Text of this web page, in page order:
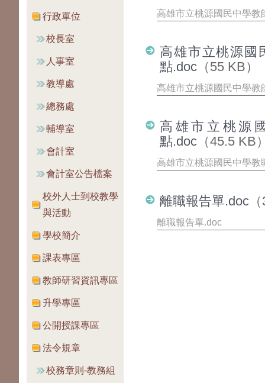
行政單位
校長室
人事室
教導處
總務處
輔導室
會計室
會計室公告檔案
校外人士到校教學
與活動
學校簡介
課表專區
教師研習資訊專區
升學專區
公開授課專區
法令規章
校務章則-教務組
高雄市立桃源國民中學
高雄市立桃源國
點.doc （55 KB）
高雄市立桃源國民中學
高雄市立桃源
點.doc （45.5 KB
高雄市立桃源國民中學
離職報告單.doc
離職報告單.doc